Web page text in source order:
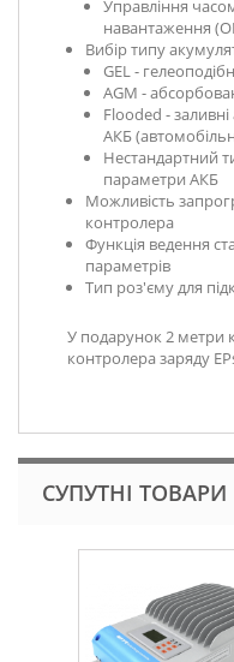
Управління
навантаження
Вибір типу
GEL -
AGM -
Flooded - заливні
АКБ
Нестандартний
параметри АКБ
Можливість
контролера
Функція ведення
параметрів
Тип роз'єму для
У подарунок 2 метри
контролера заряду
СУПУТНІ ТОВАРИ